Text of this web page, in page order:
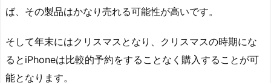
ば、その製品はかなり売れる可能性が高いです。
そして年末にはクリスマスとなり、クリスマスの時期にな
るとiPhoneは比較的予約をすることなく購入することが可
能となります。